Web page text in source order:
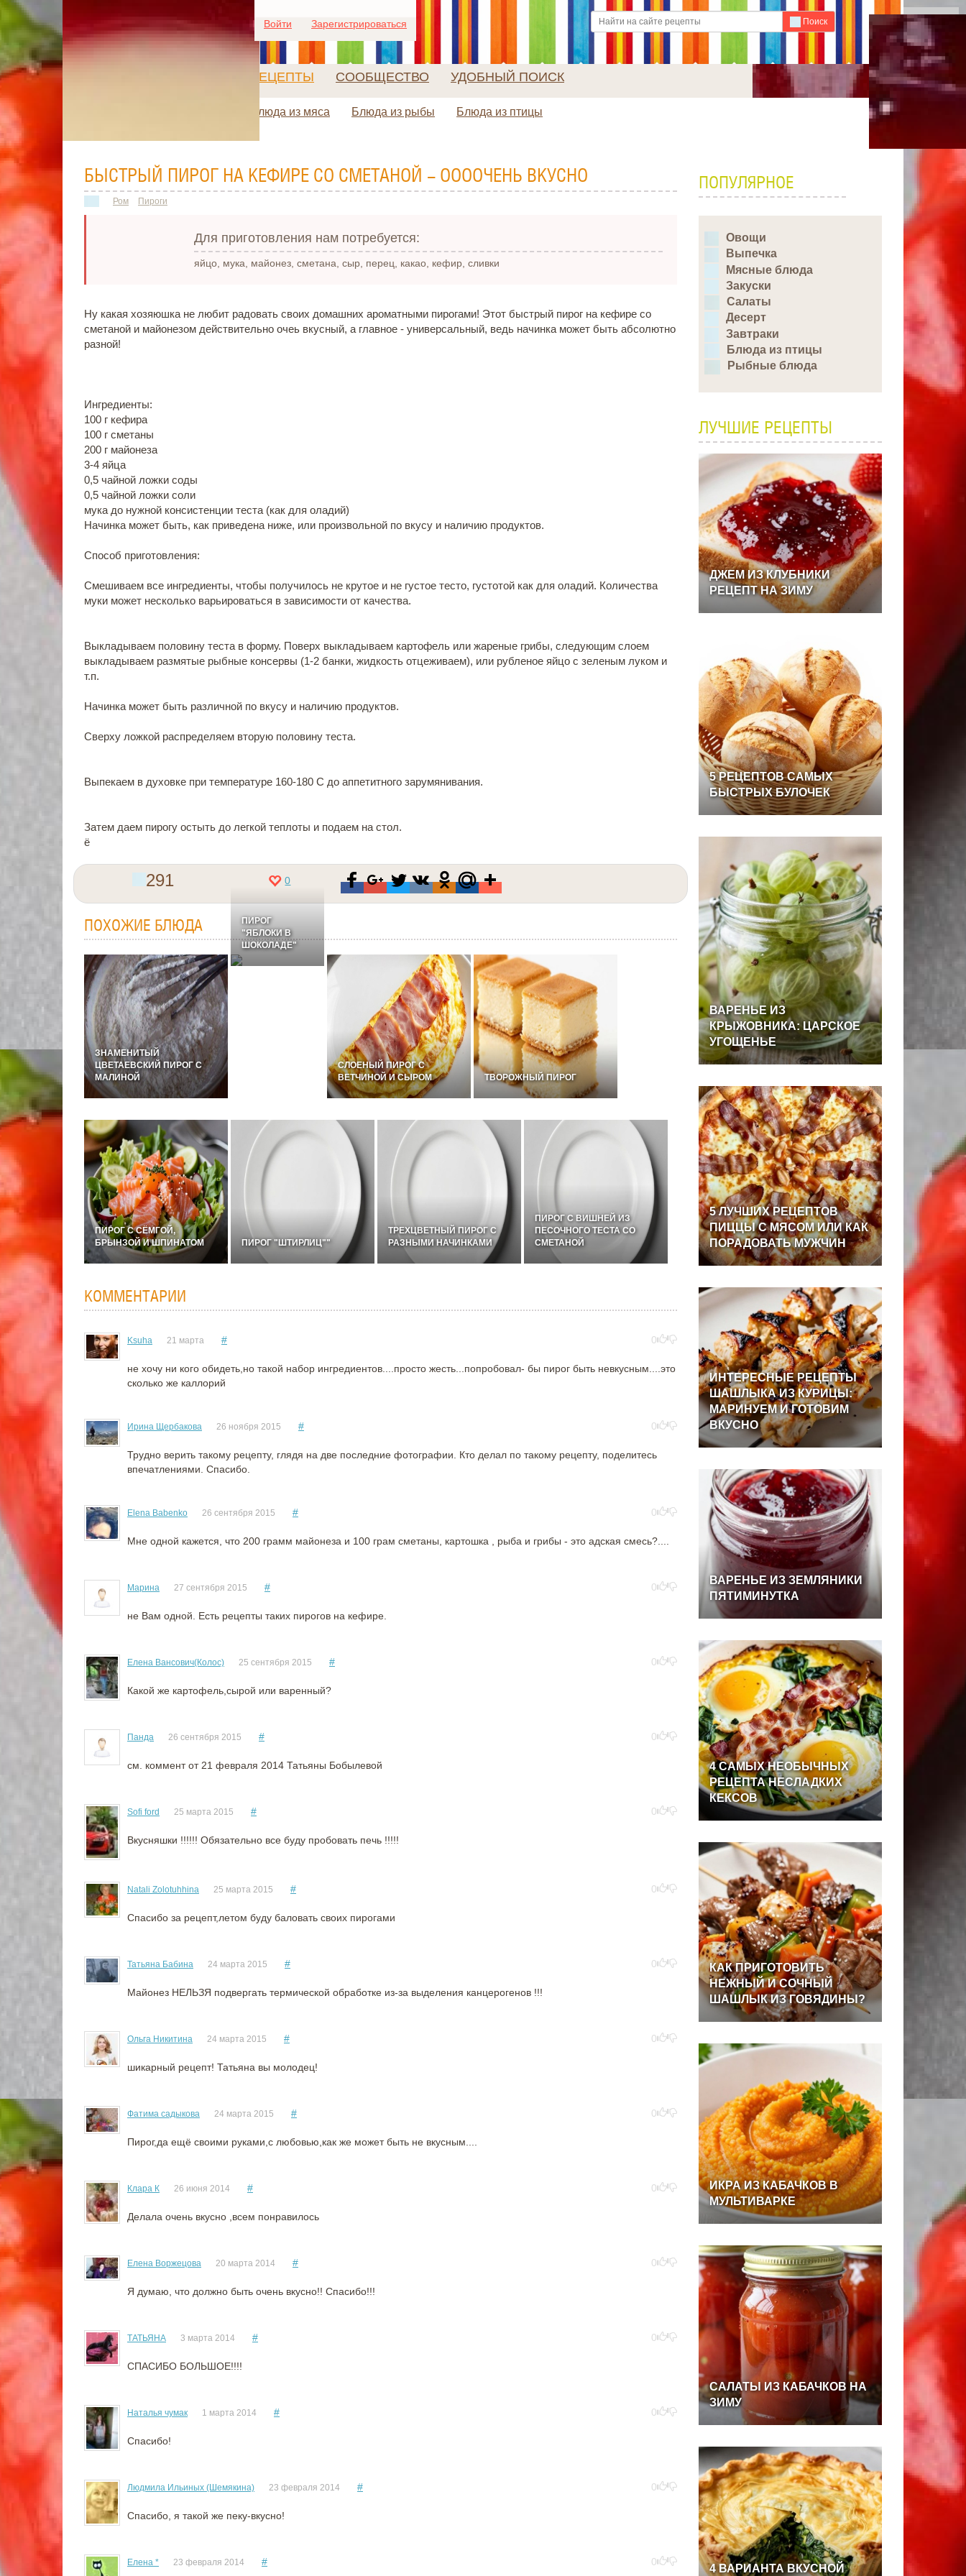
Войти Зарегистрироваться Поиск
РЕЦЕПТЫ СООБЩЕСТВО УДОБНЫЙ ПОИСК
Блюда из мяса Блюда из рыбы Блюда из птицы
БЫСТРЫЙ ПИРОГ НА КЕФИРЕ СО СМЕТАНОЙ - ООООЧЕНЬ ВКУСНО
Ром Пироги
Для приготовления нам потребуется:
яйцо, мука, майонез, сметана, сыр, перец, какао, кефир, сливки
Ну какая хозяюшка не любит радовать своих домашних ароматными пирогами! Этот быстрый пирог на кефире со
сметаной и майонезом действительно очеь вкусный, а главное - универсальный, ведь начинка может быть абсолютно
разной!
Ингредиенты:
100 г кефира
100 г сметаны
200 г майонеза
3-4 яйца
0,5 чайной ложки соды
0,5 чайной ложки соли
мука до нужной консистенции теста (как для оладий)
Начинка может быть, как приведена ниже, или произвольной по вкусу и наличию продуктов.
Способ приготовления:
Смешиваем все ингредиенты, чтобы получилось не крутое и не густое тесто, густотой как для оладий. Количества
муки может несколько варьироваться в зависимости от качества.
Выкладываем половину теста в форму. Поверх выкладываем картофель или жареные грибы, следующим слоем
выкладываем размятые рыбные консервы (1-2 банки, жидкость отцеживаем), или рубленое яйцо с зеленым луком и
т.п.
Начинка может быть различной по вкусу и наличию продуктов.
Сверху ложкой распределяем вторую половину теста.
Выпекаем в духовке при температуре 160-180 С до аппетитного зарумянивания.
Затем даем пирогу остыть до легкой теплоты и подаем на стол.
ё
291 0
ПОХОЖИЕ БЛЮДА
ЗНАМЕНИТЫЙ
ЦВЕТАЕВСКИЙ ПИРОГ С
МАЛИНОЙ
ПИРОГ
"ЯБЛОКИ В
ШОКОЛАДЕ"
СЛОЕНЫЙ ПИРОГ С
ВЕТЧИНОЙ И СЫРОМ
ТВОРОЖНЫЙ ПИРОГ
ПИРОГ С СЁМГОЙ,
БРЫНЗОЙ И ШПИНАТОМ
ПИРОГ "ШТИРЛИЦ""
TРЕХЦВЕТНЫЙ ПИРОГ С
РАЗНЫМИ НАЧИНКАМИ
ПИРОГ С ВИШНЕЙ ИЗ
ПЕСОЧНОГО ТЕСТА СО
СМЕТАНОЙ
КОММЕНТАРИИ
Ksuha 21 марта # 0
не хочу ни кого обидеть,но такой набор ингредиентов....просто жесть...попробовал- бы пирог быть невкусным....это
сколько же каллорий
Ирина Щербакова 26 ноября 2015 # 0
Трудно верить такому рецепту, глядя на две последние фотографии. Кто делал по такому рецепту, поделитесь
впечатлениями. Спасибо.
Elena Babenko 26 сентября 2015 # 0
Мне одной кажется, что 200 грамм майонеза и 100 грам сметаны, картошка , рыба и грибы - это адская смесь?....
Марина 27 сентября 2015 # 0
не Вам одной. Есть рецепты таких пирогов на кефире.
Елена Вансович(Колос) 25 сентября 2015 # 0
Какой же картофель,сырой или варенный?
Панда 26 сентября 2015 # 0
см. коммент от 21 февраля 2014 Татьяны Бобылевой
Sofi ford 25 марта 2015 # 0
Вкусняшки !!!!!! Обязательно все буду пробовать печь !!!!!
Natali Zolotuhhina 25 марта 2015 # 0
Спасибо за рецепт,летом буду баловать своих пирогами
Татьяна Бабина 24 марта 2015 # 0
Майонез НЕЛЬЗЯ подвергать термической обработке из-за выделения канцерогенов !!!
Ольга Никитина 24 марта 2015 # 0
шикарный рецепт! Татьяна вы молодец!
Фатима садыкова 24 марта 2015 # 0
Пирог,да ещё своими руками,с любовью,как же может быть не вкусным....
Клара К 26 июня 2014 # 0
Делала очень вкусно ,всем понравилось
Елена Воржецова 20 марта 2014 # 0
Я думаю, что должно быть очень вкусно!! Спасибо!!!
ТАТЬЯНА 3 марта 2014 # 0
СПАСИБО БОЛЬШОЕ!!!!
Наталья чумак 1 марта 2014 # 0
Спасибо!
Людмила Ильиных (Шемякина) 23 февраля 2014 # 0
Спасибо, я такой же пеку-вкусно!
Елена * 23 февраля 2014 # 0
ПОПУЛЯРНОЕ
Овощи
Выпечка
Мясные блюда
Закуски
Салаты
Десерт
Завтраки
Блюда из птицы
Рыбные блюда
ЛУЧШИЕ РЕЦЕПТЫ
ДЖЕМИЗКЛУБНИКИ
РЕЦЕПТНАЗИМУ
5РЕЦЕПТОВСАМЫХ
БЫСТРЫХБУЛОЧЕК
ВАРЕНЬЕИЗ
КРЫЖОВНИКА:ЦАРСКОЕ
УГОЩЕНЬЕ
5ЛУЧШИХРЕЦЕПТОВ
ПИЦЦЫСМЯСОМИЛИКАК
ПОРАДОВАТЬМУЖЧИН
ИНТЕРЕСНЫЕРЕЦЕПТЫ
ШАШЛЫКАИЗКУРИЦЫ:
МАРИНУЕМИГОТОВИМ
ВКУСНО
ВАРЕНЬЕИЗ ЗЕМЛЯНИКИ
ПЯТИМИНУТКА
4САМЫХНЕОБЫЧНЫХ
РЕЦЕПТАНЕСЛАДКИХ
КЕКСОВ
КАКПРИГОТОВИТЬ
НЕЖНЫЙИСОЧНЫЙ
ШАШЛЫКИЗГОВЯДИНЫ?
ИКРАИЗКАБАЧКОВВ
МУЛЬТИВАРКЕ
САЛАТЫИЗКАБАЧКОВ НА
ЗИМУ
4ВАРИАНТА ВКУСНОЙ
Для любых предложений по
сайту: ideaport@cp9.ru